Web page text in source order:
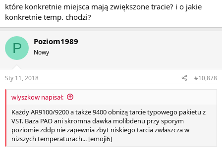
które konkretnie miejsca mają zwiększone tracie? i o jakie
konkretnie temp. chodzi?
P Poziom1989
Nowy
Sty 11, 2018 #10,878
wlyszkow napisał:
Każdy AR9100/9200 a także 9400 obniżą tarcie typowego pakietu z
VST. Baza PAO ani skromna dawka molibdenu przy sporym
poziomie zddp nie zapewnia zbyt niskiego tarcia zwłaszcza w
niższych temperaturach... [emoji6]